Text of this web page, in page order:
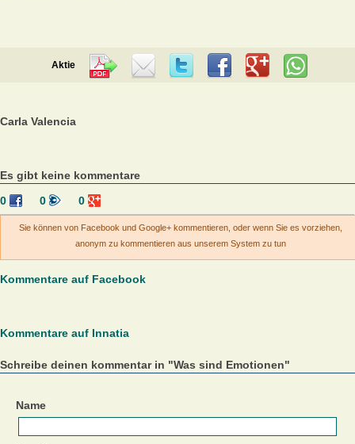
Aktie
Carla Valencia
Es gibt keine kommentare
0
0 0
Sie können von Facebook und Google+ kommentieren, oder wenn Sie es vorziehen,
anonym zu kommentieren aus unserem System zu tun
Kommentare auf Facebook
Kommentare auf Innatia
Schreibe deinen kommentar in "Was sind Emotionen"
Name